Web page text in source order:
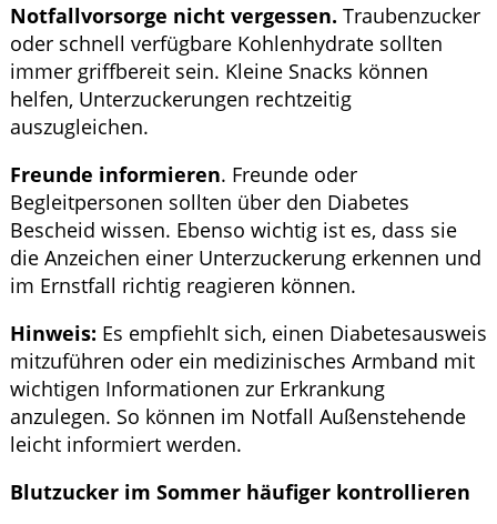
Notfallvorsorge nicht vergessen. Traubenzucker
oder schnell verfügbare Kohlenhydrate sollten
immer griffbereit sein. Kleine Snacks können
helfen, Unterzuckerungen rechtzeitig
auszugleichen.
Freunde informieren. Freunde oder
Begleitpersonen sollten über den Diabetes
Bescheid wissen. Ebenso wichtig ist es, dass sie
die Anzeichen einer Unterzuckerung erkennen und
im Ernstfall richtig reagieren können.
Hinweis: Es empfiehlt sich, einen Diabetesausweis
mitzuführen oder ein medizinisches Armband mit
wichtigen Informationen zur Erkrankung
anzulegen. So können im Notfall Außenstehende
leicht informiert werden.
Blutzucker im Sommer häufiger kontrollieren